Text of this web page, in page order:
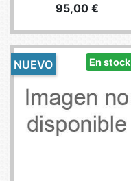
Precio
95,00 €
En stock
NUEVO